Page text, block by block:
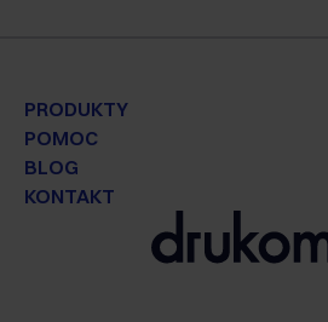
PRODUKTY
POMOC
BLOG
KONTAKT